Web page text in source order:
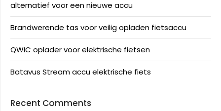
alternatief voor een nieuwe accu
Brandwerende tas voor veilig opladen fietsaccu
QWIC oplader voor elektrische fietsen
Batavus Stream accu elektrische fiets
Recent Comments